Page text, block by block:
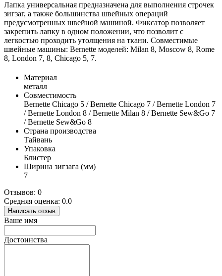
Лапка универсальная предназначена для выполнения строчек
зигзаг, а также большинства швейных операций
предусмотренных швейной машиной. Фиксатор позволяет
закрепить лапку в одном положении, что позволит с
легкостью проходить утолщения на ткани. Совместимые
швейные машины: Bernette моделей: Milan 8, Moscow 8, Rome
8, London 7, 8, Chicago 5, 7.
Материал
металл
Совместимость
Bernette Chicago 5 / Bernette Chicago 7 / Bernette London 7
/ Bernette London 8 / Bernette Milan 8 / Bernette Sew&Go 7
/ Bernette Sew&Go 8
Страна производства
Тайвань
Упаковка
Блистер
Ширина зигзага (мм)
7
Отзывов: 0
Средняя оценка: 0.0
Написать отзыв
Ваше имя
Достоинства